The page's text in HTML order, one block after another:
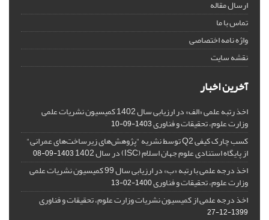
ارسال مقاله
تماس با ما
واژه نامه اختصاصی
نقشه سایت
آخرین اخبار
اخذ رتبه علمی «الف» در ارزیابی سال 1402 کمیسیون نشریات علمی
وزارت علوم، تحقیقات و فناوری1403-09-10
کسب چارک کیفی Q2 توسط نشریه "پژوهش‌های زیرساخت‌های عمرانی"
از پایگاه استنادی علوم جهان اسلام (ISC) در سال 1402 1403-09-08
اخذ درجه علمی با رتبه «ب» در ارزیابی سال 99 کمیسیون نشریات علمی
وزارت علوم، تحقیقات و فناوری1400-02-13
اخذ درجه علمی از کمیسیون نشریات وزارت علوم، تحقیقات و فناوری
1399-12-27